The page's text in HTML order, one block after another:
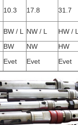
10.3 17.8 31.7
BW / L NW / L HW / L
BW NW HW
Evet Evet Evet